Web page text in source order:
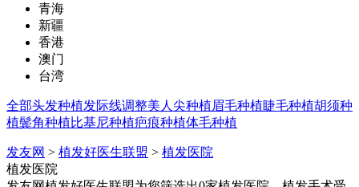
青海
新疆
香港
澳门
台湾
全部头发种植发际线调整美人尖种植眉毛种植睫毛种植胡须种
植鬓角种植比基尼种植疤痕种植体毛种植
发友网 > 植发好医生联盟 > 植发医院
植发医院